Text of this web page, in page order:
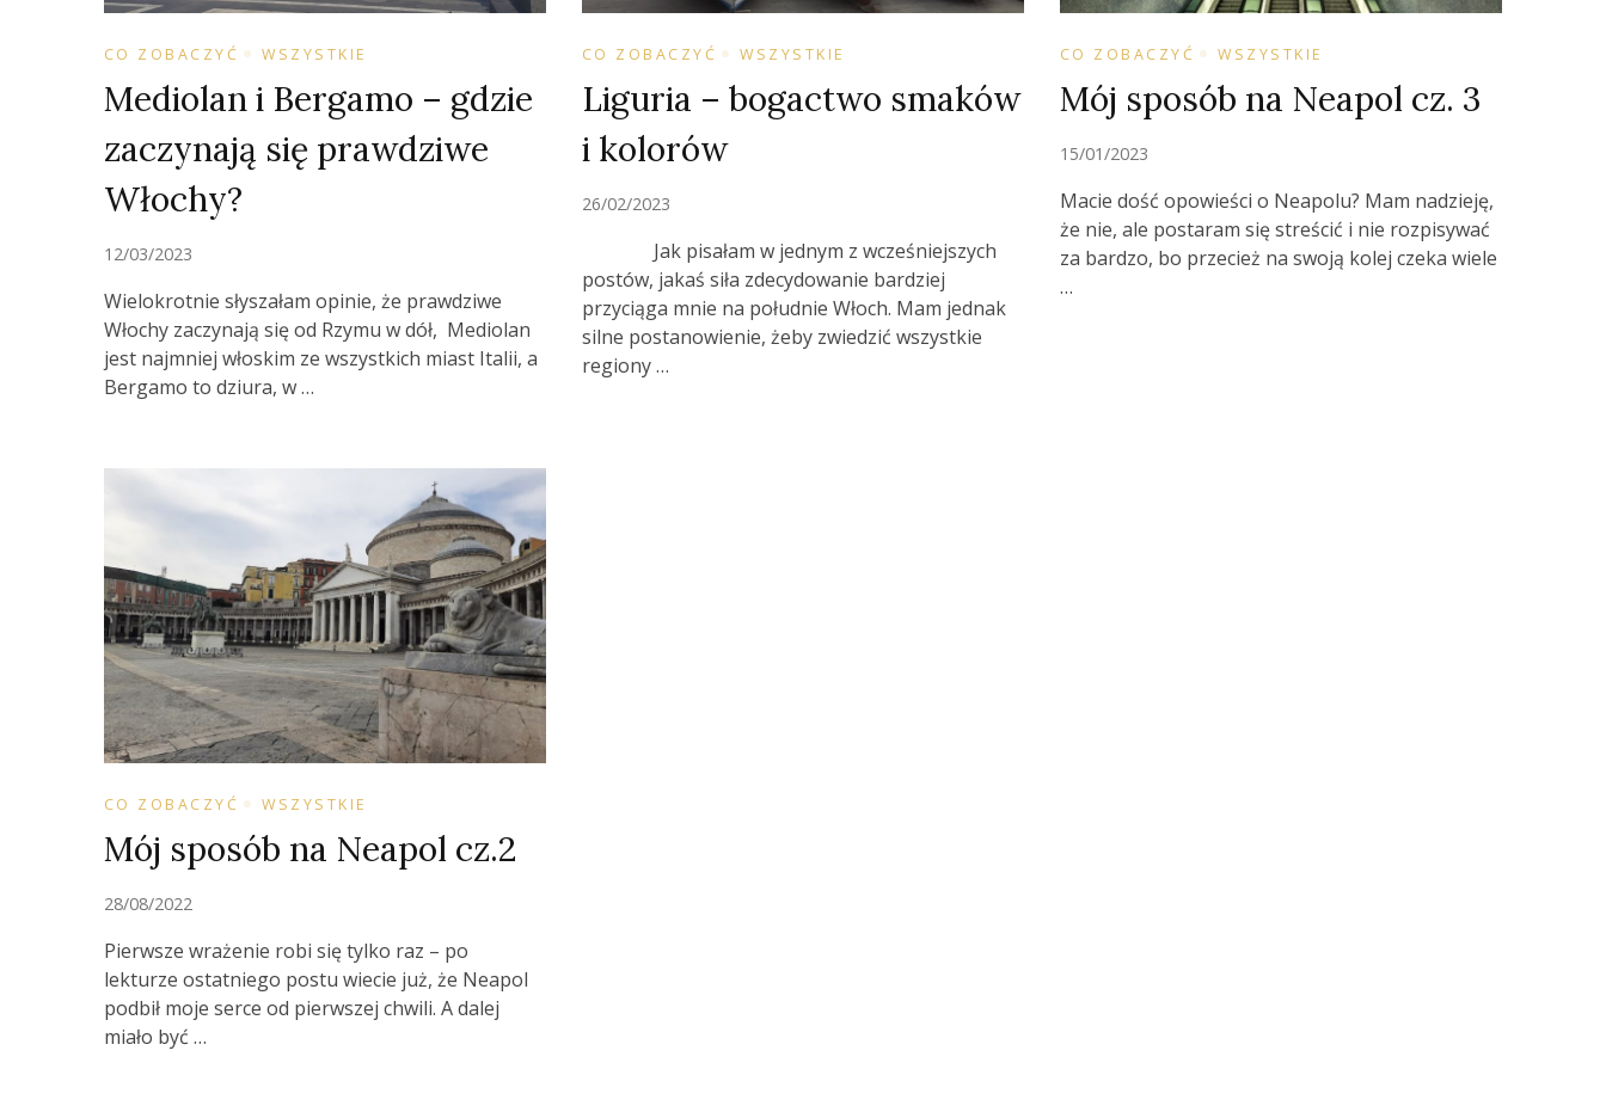
CO ZOBACZYĆ WSZYSTKIE
Mediolan i Bergamo – gdzie
zaczynają się prawdziwe
Włochy?
12/03/2023
Wielokrotnie słyszałam opinie, że prawdziwe
Włochy zaczynają się od Rzymu w dół, Mediolan
jest najmniej włoskim ze wszystkich miast Italii, a
Bergamo to dziura, w …
CO ZOBACZYĆ WSZYSTKIE
Liguria – bogactwo smaków
i kolorów
26/02/2023
Jak pisałam w jednym z wcześniejszych
postów, jakaś siła zdecydowanie bardziej
przyciąga mnie na południe Włoch. Mam jednak
silne postanowienie, żeby zwiedzić wszystkie
regiony …
CO ZOBACZYĆ WSZYSTKIE
Mój sposób na Neapol cz. 3
15/01/2023
Macie dość opowieści o Neapolu? Mam nadzieję,
że nie, ale postaram się streścić i nie rozpisywać
za bardzo, bo przecież na swoją kolej czeka wiele
…
CO ZOBACZYĆ WSZYSTKIE
Mój sposób na Neapol cz.2
28/08/2022
Pierwsze wrażenie robi się tylko raz – po
lekturze ostatniego postu wiecie już, że Neapol
podbił moje serce od pierwszej chwili. A dalej
miało być …